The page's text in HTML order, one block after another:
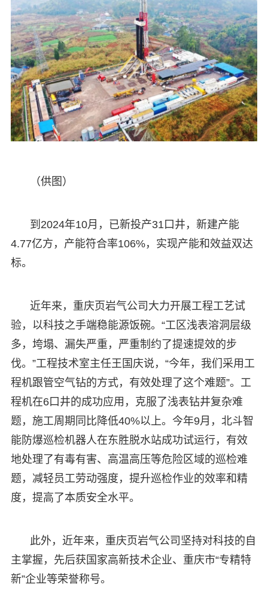
（供图）
到2024年10月，已新投产31口井，新建产能
4.77亿方，产能符合率106%，实现产能和效益双达
标。
近年来，重庆页岩气公司大力开展工程工艺试
验，以科技之手端稳能源饭碗。“工区浅表溶洞层级
多，垮塌、漏失严重，严重制约了提速提效的步
伐。”工程技术室主任王国庆说，“今年，我们采用工
程机跟管空气钻的方式，有效处理了这个难题”。工
程机在6口井的成功应用，克服了浅表钻井复杂难
题，施工周期同比降低40%以上。今年9月，北斗智
能防爆巡检机器人在东胜脱水站成功试运行，有效
地处理了有毒有害、高温高压等危险区域的巡检难
题，减轻员工劳动强度，提升巡检作业的效率和精
度，提高了本质安全水平。
此外，近年来，重庆页岩气公司坚持对科技的自
主掌握，先后获国家高新技术企业、重庆市“专精特
新”企业等荣誉称号。